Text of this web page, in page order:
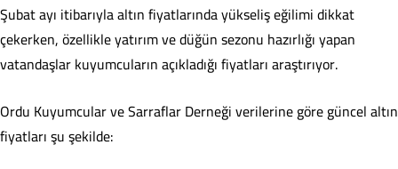
Şubat ayı itibarıyla altın fiyatlarında yükseliş eğilimi dikkat
çekerken, özellikle yatırım ve düğün sezonu hazırlığı yapan
vatandaşlar kuyumcuların açıkladığı fiyatları araştırıyor.
Ordu Kuyumcular ve Sarraflar Derneği verilerine göre güncel altın
fiyatları şu şekilde: